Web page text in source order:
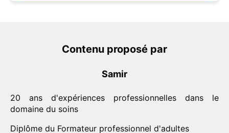
Contenu proposé par
Samir
20 ans d'expériences professionnelles dans le
domaine du soins
Diplôme du Formateur professionnel d'adultes